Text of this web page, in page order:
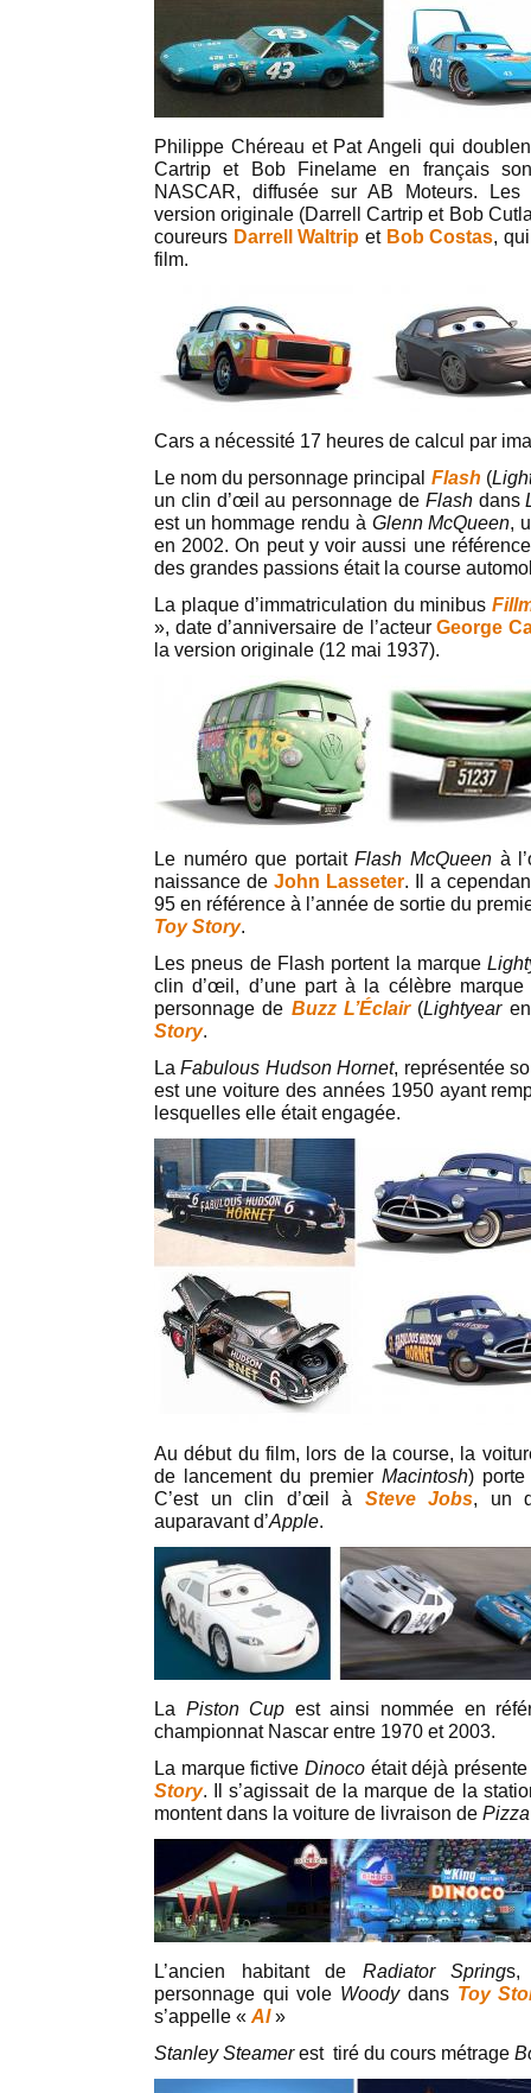
Philippe Chéreau et Pat Angeli qui
Cartrip et Bob Finelame en français
NASCAR, diffusée sur AB Moteurs.
version originale (Darrell Cartrip et Bob
coureurs Darrell Waltrip et Bob Costas,
film.
Cars a nécessité 17 heures de calcul par
Le nom du personnage principal Flash (
un clin d’œil au personnage de Flashdans
est un hommage rendu à Glenn McQueen,
en 2002. On peut y voir aussi une
des grandes passions était la course
La plaque d’immatriculation du minibus
», date d’anniversaire de l’acteurGeorge
la version originale (12 mai 1937).
Le numéro que portaitFlash McQueenà
naissance de John Lasseter. Il a
95 en référence à l’année de sortie du
Toy Story.
Les pneus de Flash portent la marque
clin d’œil, d’une part à la célèbre marque
personnage de Buzz L’Éclair(Lightyearen
Story.
LaFabulous Hudson Hornet, représentée
est une voiture des années 1950 ayant
lesquelles elle était engagée.
Au début du film, lors de la course, la
de lancement du premierMacintosh)
C’est un clin d’œil à Steve Jobs, un
auparavant d’Apple.
La Piston Cup est ainsi nommée en
championnat Nascar entre 1970 et 2003.
La marque fictive Dinoco était déjà
Story. Il s’agissait de la marque de la
montent dans la voiture de livraison de
L’ancien habitant de Radiator Springs,
personnage qui vole Woodydans Toy
s’appelle « Al»
Stanley Steamerest tiré du cours métrage